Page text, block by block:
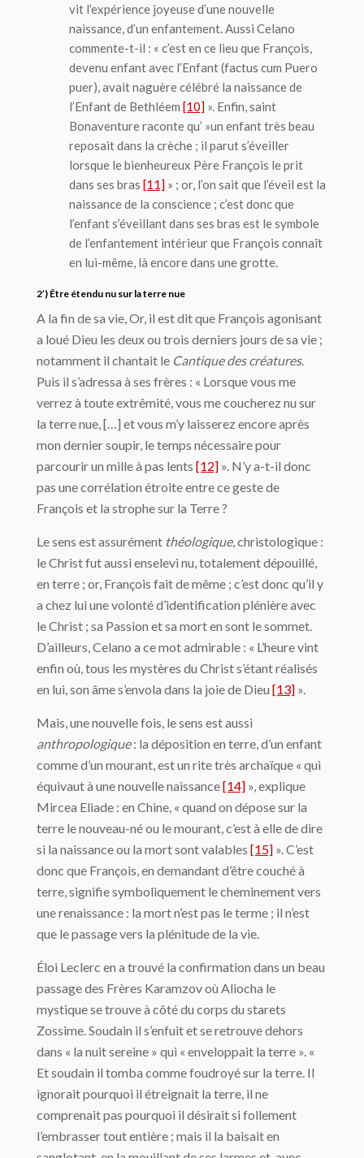
vit l’expérience joyeuse d’une nouvelle
naissance, d’un enfantement. Aussi Celano
commente-t-il : « c’est en ce lieu que François,
devenu enfant avec l’Enfant (factus cum Puero
puer), avait naguère célébré la naissance de
l’Enfant de Bethléem [10] ». Enfin, saint
Bonaventure raconte qu’ »un enfant très beau
reposait dans la crèche ; il parut s’éveiller
lorsque le bienheureux Père François le prit
dans ses bras [11] » ; or, l’on sait que l’éveil est la
naissance de la conscience ; c’est donc que
l’enfant s’éveillant dans ses bras est le symbole
de l’enfantement intérieur que François connaît
en lui-même, là encore dans une grotte.
2’) Être étendu nu sur la terre nue
A la fin de sa vie, Or, il est dit que François agonisant
a loué Dieu les deux ou trois derniers jours de sa vie ;
notamment il chantait le Cantique des créatures.
Puis il s’adressa à ses frères : « Lorsque vous me
verrez à toute extrêmité, vous me coucherez nu sur
la terre nue, […] et vous m’y laisserez encore après
mon dernier soupir, le temps nécessaire pour
parcourir un mille à pas lents [12] ». N’y a-t-il donc
pas une corrélation étroite entre ce geste de
François et la strophe sur la Terre ?
Le sens est assurément théologique, christologique :
le Christ fut aussi enselevi nu, totalement dépouillé,
en terre ; or, François fait de même ; c’est donc qu’il y
a chez lui une volonté d’identification plénière avec
le Christ ; sa Passion et sa mort en sont le sommet.
D’ailleurs, Celano a ce mot admirable : « L’heure vint
enfin où, tous les mystères du Christ s’étant réalisés
en lui, son âme s’envola dans la joie de Dieu [13] ».
Mais, une nouvelle fois, le sens est aussi
anthropologique: la déposition en terre, d’un enfant
comme d’un mourant, est un rite très archaïque « qui
équivaut à une nouvelle naissance[14] », explique
Mircea Eliade : en Chine, « quand on dépose sur la
terre le nouveau-né ou le mourant, c’est à elle de dire
si la naissance ou la mort sont valables [15] ». C’est
donc que François, en demandant d’être couché à
terre, signifie symboliquement le cheminement vers
une renaissance : la mort n’est pas le terme ; il n’est
que le passage vers la plénitude de la vie.
Éloi Leclerc en a trouvé la confirmation dans un beau
passage des Frères Karamzov où Aliocha le
mystique se trouve à côté du corps du starets
Zossime. Soudain il s’enfuit et se retrouve dehors
dans « la nuit sereine » qui « enveloppait la terre ». «
Et soudain il tomba comme foudroyé sur la terre. Il
ignorait pourquoi il étreignait la terre, il ne
comprenait pas pourquoi il désirait si follement
l’embrasser tout entière ; mais il la baisait en